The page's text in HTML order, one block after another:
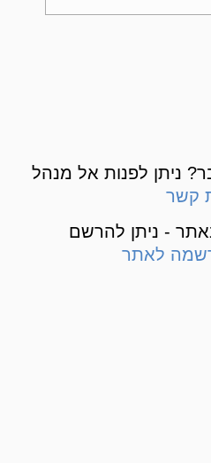
ניתן לפנות אל מנהל
קשר
- ניתן להרשם
לאתר